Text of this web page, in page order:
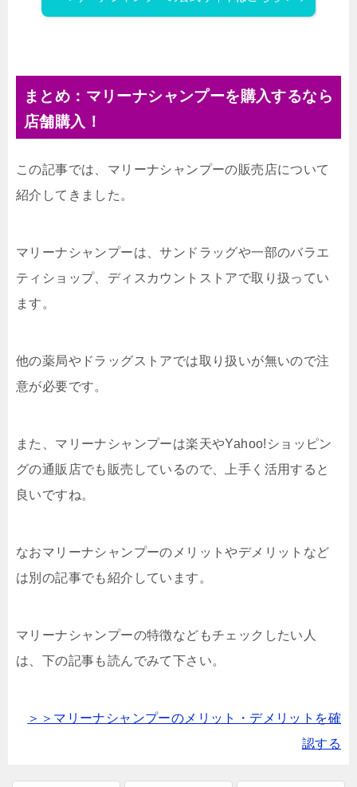
まとめ：マリーナシャンプーを購入するなら
店舗購入！
この記事では、マリーナシャンプーの販売店について
紹介してきました。
マリーナシャンプーは、サンドラッグや一部のバラエ
ティショップ、ディスカウントストアで取り扱ってい
ます。
他の薬局やドラッグストアでは取り扱いが無いので注
意が必要です。
また、マリーナシャンプーは楽天やYahoo!ショッピン
グの通販店でも販売しているので、上手く活用すると
良いですね。
なおマリーナシャンプーのメリットやデメリットなど
は別の記事でも紹介しています。
マリーナシャンプーの特徴などもチェックしたい人
は、下の記事も読んでみて下さい。
＞＞マリーナシャンプーのメリット・デメリットを確
認する